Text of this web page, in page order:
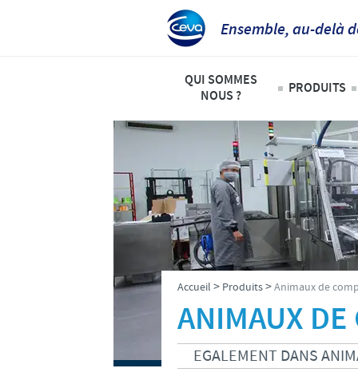
Ensemble, au-delà
QUI SOMMES
NOUS ?
Ceva Afrique Intertropicale
Aperçu de la société
Notre mission
Nos activités
Nos valeurs
Contacts équipe Ceva Afrique
PRODUITS
Liste
Bovins
Ovins –
Volailles
Accueil > Produits>Animaux de
ANIMAUX DE
EGALEMENT DANS